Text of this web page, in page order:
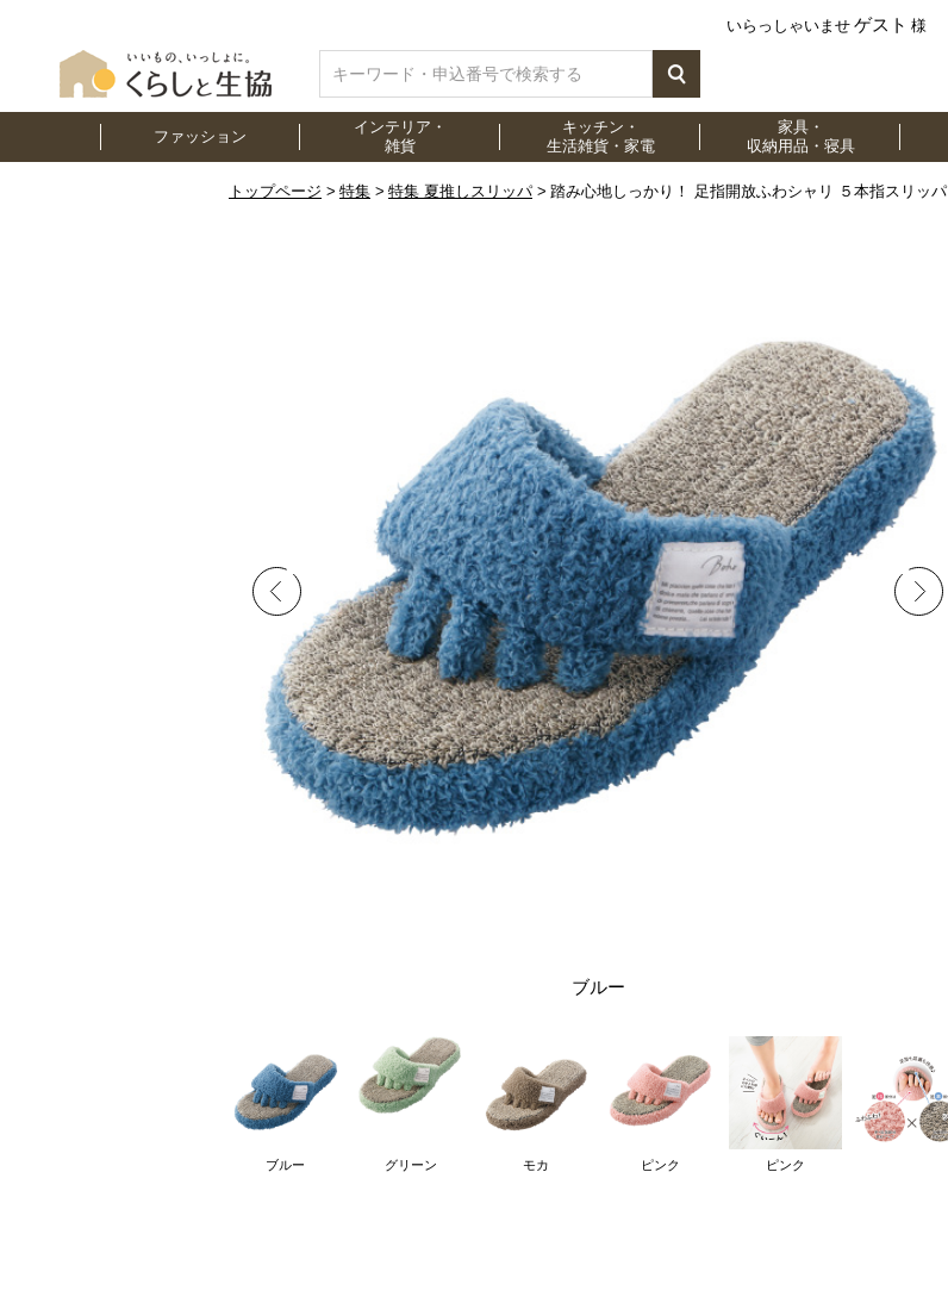
いらっしゃいませ ゲスト 様
ファッション
インテリア・
雑貨
キッチン・
生活雑貨・家電
家具・
収納用品・寝具
トップページ 特集 特集 夏推しスリッパ 踏み心地しっかり！ 足指開放ふわシャリ ５本指スリッパ
ブルー
ブルー グリーン モカ ピンク ピンク